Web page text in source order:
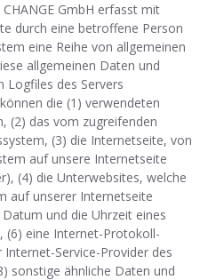
GmbH erfasst mit
durch eine betroffene Person
eine Reihe von allgemeinen
allgemeinen Daten und
Logfiles des Servers
die (1) verwendeten
(2) das vom zugreifenden
(3) die Internetseite, von
auf unsere Internetseite
(4) die Unterwebsites, welche
auf unserer Internetseite
und die Uhrzeit eines
(6) eine Internet-Protokoll-
Internet-Service-Provider des
sonstige ähnliche Daten und